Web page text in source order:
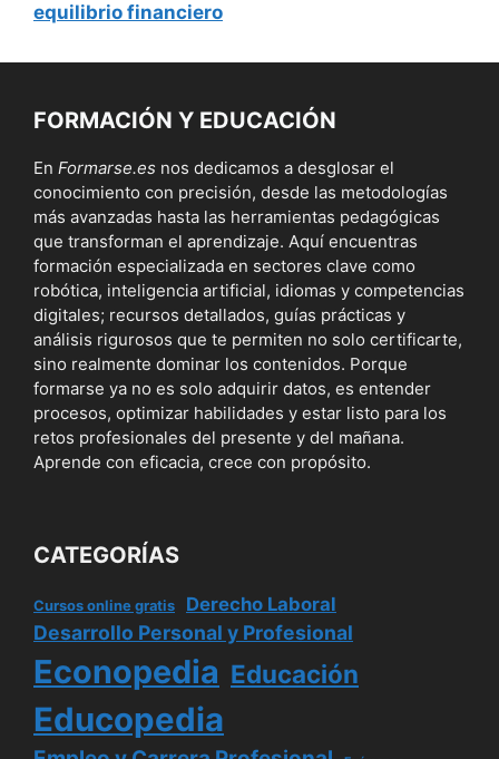
equilibrio financiero
FORMACIÓN Y EDUCACIÓN
En Formarse.es nos dedicamos a desglosar el
conocimiento con precisión, desde las metodologías
más avanzadas hasta las herramientas pedagógicas
que transforman el aprendizaje. Aquí encuentras
formación especializada en sectores clave como
robótica, inteligencia artificial, idiomas y competencias
digitales; recursos detallados, guías prácticas y
análisis rigurosos que te permiten no solo certificarte,
sino realmente dominar los contenidos. Porque
formarse ya no es solo adquirir datos, es entender
procesos, optimizar habilidades y estar listo para los
retos profesionales del presente y del mañana.
Aprende con eficacia, crece con propósito.
CATEGORÍAS
Cursos online gratis Derecho Laboral
Desarrollo Personal y Profesional
Econopedia Educación
Educopedia